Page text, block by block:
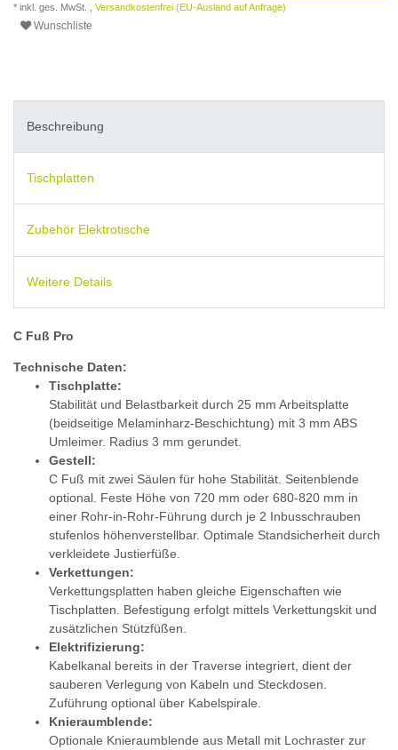
* inkl. ges. MwSt. , Versandkostenfrei (EU-Ausland auf Anfrage)
Wunschliste
Beschreibung
Tischplatten
Zubehör Elektrotische
Weitere Details
C Fuß Pro
Technische Daten:
Tischplatte:
Stabilität und Belastbarkeit durch 25 mm Arbeitsplatte
(beidseitige Melaminharz-Beschichtung) mit 3 mm ABS
Umleimer. Radius 3 mm gerundet.
Gestell:
C Fuß mit zwei Säulen für hohe Stabilität. Seitenblende
optional. Feste Höhe von 720 mm oder 680-820 mm in
einer Rohr-in-Rohr-Führung durch je 2 Inbusschrauben
stufenlos höhenverstellbar. Optimale Standsicherheit durch
verkleidete Justierfüße.
Verkettungen:
Verkettungsplatten haben gleiche Eigenschaften wie
Tischplatten. Befestigung erfolgt mittels Verkettungskit und
zusätzlichen Stützfüßen.
Elektrifizierung:
Kabelkanal bereits in der Traverse integriert, dient der
sauberen Verlegung von Kabeln und Steckdosen.
Zuführung optional über Kabelspirale.
Knieraumblende:
Optionale Knieraumblende aus Metall mit Lochraster zur